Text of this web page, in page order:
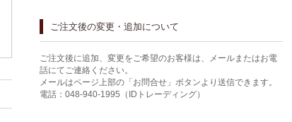
ご注文後の変更・追加について
ご注文後に追加、変更をご希望のお客様は、メールまたはお電
話にてご連絡ください。
メールはページ上部の「お問合せ」ボタンより送信できます。
電話：048-940-1995（IDトレーディング）